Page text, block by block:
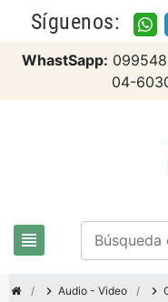
Síguenos:
WhastSapp:
04-
view_headline
chevron_right Audio - Video chevron_right